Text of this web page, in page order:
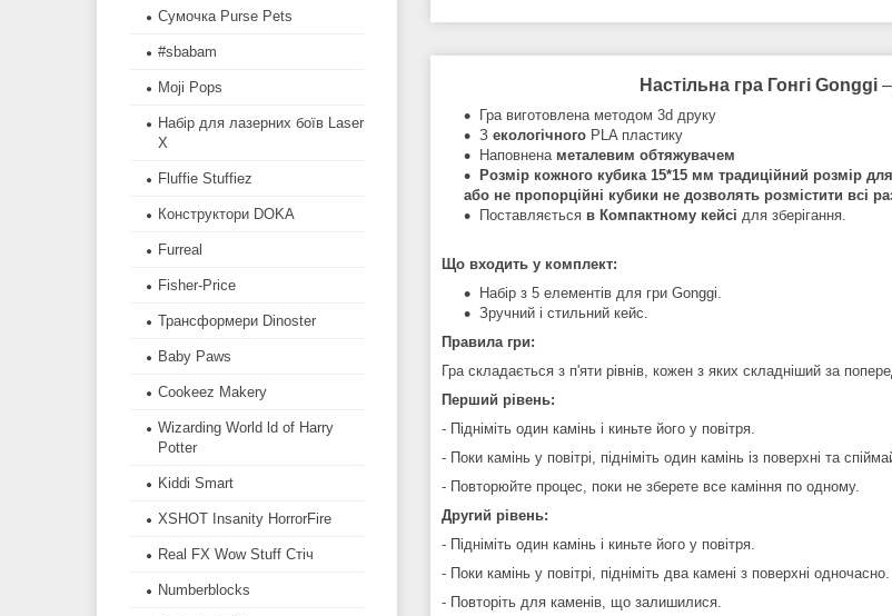
Настільна гра Гонгі Gonggi –
Гра виготовлена методом 3d друку
З екологічного PLA пластику
Наповнена металевим обтяжувачем
Розмір кожного кубика 15*15 мм традиційний розмір
або не пропорційні кубики не дозволять розмістити всі
Поставляється в Компактному кейсі для зберігання.
Що входить у комплект:
Набір з 5 елементів для гри Gonggi.
Зручний і стильний кейс.
Правила гри:
Гра складається з п'яти рівнів, кожен з яких складніший за
Перший рівень:
- Підніміть один камінь і киньте його у повітря.
- Поки камінь у повітрі, підніміть один камінь із поверхні та
- Повторюйте процес, поки не зберете все каміння по одному.
Другий рівень:
- Підніміть один камінь і киньте його у повітря.
- Поки камінь у повітрі, підніміть два камені з поверхні одночасно.
- Повторіть для каменів, що залишилися.
Сумочка Purse Pets
#sbabam
Moji Pops
Набір для лазерних боїв Laser
X
Fluffie Stuffiez
Конструктори DOKA
Furreal
Fisher-Price
Трансформери Dinoster
Baby Paws
Cookeez Makery
Wizarding World ld of Harry
Potter
Kiddi Smart
XSHOT Insanity HorrorFire
Real FX Wow Stuff Стіч
Numberblocks